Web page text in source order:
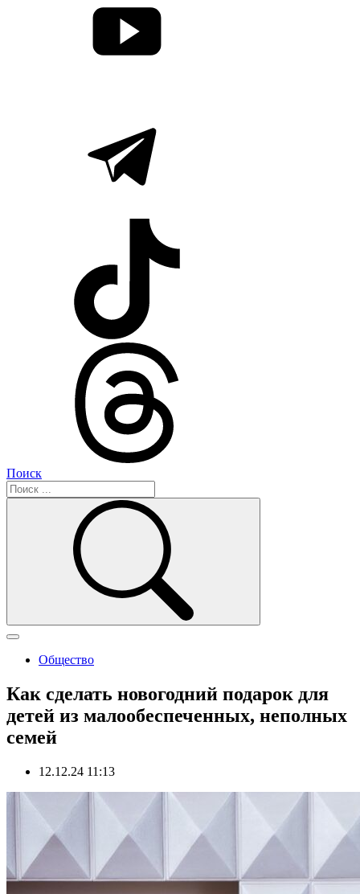
Поиск
Общество
Как сделать новогодний подарок для
детей из малообеспеченных, неполных
семей
12.12.24 11:13